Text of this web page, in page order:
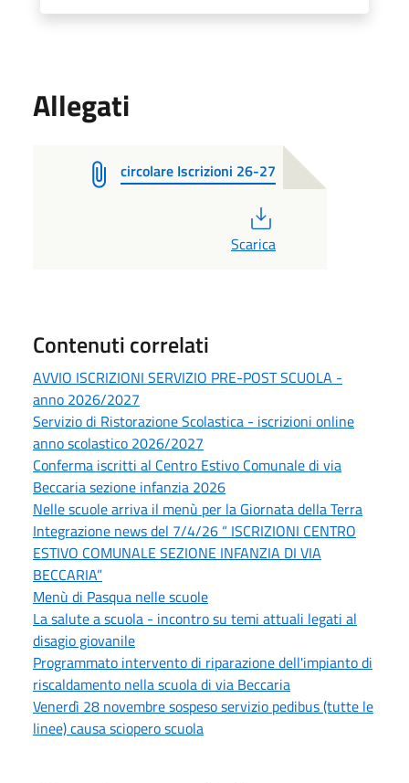
Allegati
circolare Iscrizioni 26-27
Scarica
Contenuti correlati
AVVIO ISCRIZIONI SERVIZIO PRE-POST SCUOLA -
anno 2026/2027
Servizio di Ristorazione Scolastica - iscrizioni online
anno scolastico 2026/2027
Conferma iscritti al Centro Estivo Comunale di via
Beccaria sezione infanzia 2026
Nelle scuole arriva il menù per la Giornata della Terra
Integrazione news del 7/4/26 “ ISCRIZIONI CENTRO
ESTIVO COMUNALE SEZIONE INFANZIA DI VIA
BECCARIA”
Menù di Pasqua nelle scuole
La salute a scuola - incontro su temi attuali legati al
disagio giovanile
Programmato intervento di riparazione dell'impianto di
riscaldamento nella scuola di via Beccaria
Venerdì 28 novembre sospeso servizio pedibus (tutte le
linee) causa sciopero scuola